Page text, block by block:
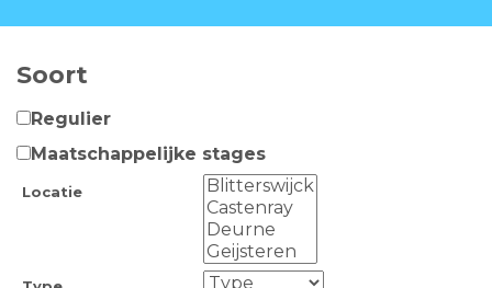
Over Match
Ervaringsplek
Contact
Soort
Regulier
Maatschappelijke stages
Locatie